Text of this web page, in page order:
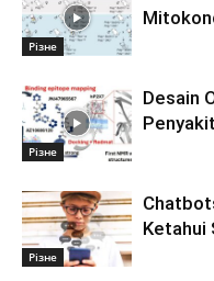
Різне
Різне
Desain
Різне
Ketahui